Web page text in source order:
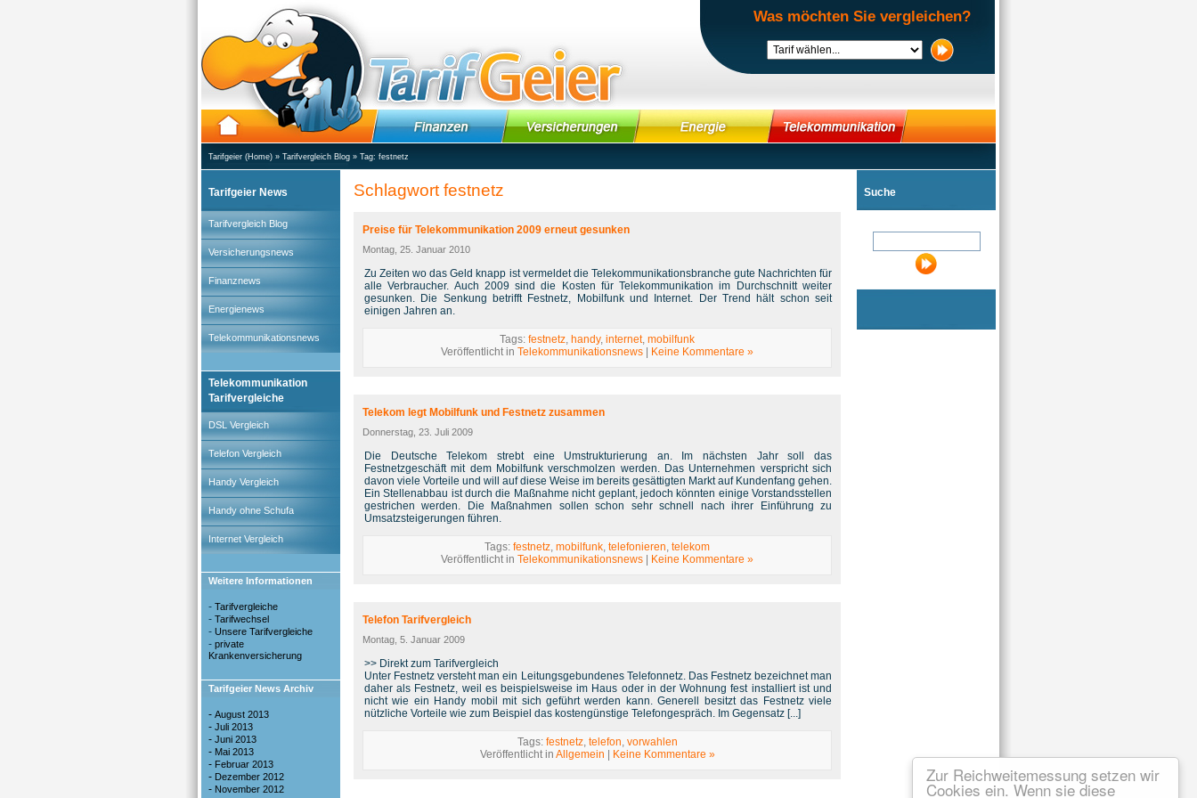
Zur Reichweitemessung setzen wir
Cookies ein. Wenn sie diese
Was möchten Sie vergleichen?
Tarifgeier (Home) » Tarifvergleich Blog » Tag: festnetz
Tarifgeier News
Tarifvergleich Blog
Versicherungsnews
Finanznews
Energienews
Telekommunikationsnews
Telekommunikation
Tarifvergleiche
DSL Vergleich
Telefon Vergleich
Handy Vergleich
Handy ohne Schufa
Internet Vergleich
Weitere Informationen
- Tarifvergleiche
- Tarifwechsel
- Unsere Tarifvergleiche
- private
Krankenversicherung
Tarifgeier News Archiv
- August 2013
- Juli 2013
- Juni 2013
- Mai 2013
- Februar 2013
- Dezember 2012
- November 2012
Schlagwort festnetz
Preise für Telekommunikation 2009 erneut gesunken
Montag, 25. Januar 2010
Zu Zeiten wo das Geld knapp ist vermeldet die Telekommunikationsbranche gute Nachrichten für
alle Verbraucher. Auch 2009 sind die Kosten für Telekommunikation im Durchschnitt weiter
gesunken. Die Senkung betrifft Festnetz, Mobilfunk und Internet. Der Trend hält schon seit
einigen Jahren an.
Tags: festnetz, handy, internet, mobilfunk
Veröffentlicht in Telekommunikationsnews Keine Kommentare »
Telekom legt Mobilfunk und Festnetz zusammen
Donnerstag, 23. Juli 2009
Die Deutsche Telekom strebt eine Umstrukturierung an. Im nächsten Jahr soll das
Festnetzgeschäft mit dem Mobilfunk verschmolzen werden. Das Unternehmen verspricht sich
davon viele Vorteile und will auf diese Weise im bereits gesättigten Markt auf Kundenfang gehen.
Ein Stellenabbau ist durch die Maßnahme nicht geplant, jedoch könnten einige Vorstandsstellen
gestrichen werden. Die Maßnahmen sollen schon sehr schnell nach ihrer Einführung zu
Umsatzsteigerungen führen.
Tags: festnetz, mobilfunk, telefonieren, telekom
Veröffentlicht in Telekommunikationsnews Keine Kommentare »
Telefon Tarifvergleich
Montag, 5. Januar 2009
>> Direkt zum Tarifvergleich
Unter Festnetz versteht man ein Leitungsgebundenes Telefonnetz. Das Festnetz bezeichnet man
daher als Festnetz, weil es beispielsweise im Haus oder in der Wohnung fest installiert ist und
nicht wie ein Handy mobil mit sich geführt werden kann. Generell besitzt das Festnetz viele
nützliche Vorteile wie zum Beispiel das kostengünstige Telefongespräch. Im Gegensatz [...]
Tags: festnetz, telefon, vorwahlen
Veröffentlicht in Allgemein Keine Kommentare »
Suche